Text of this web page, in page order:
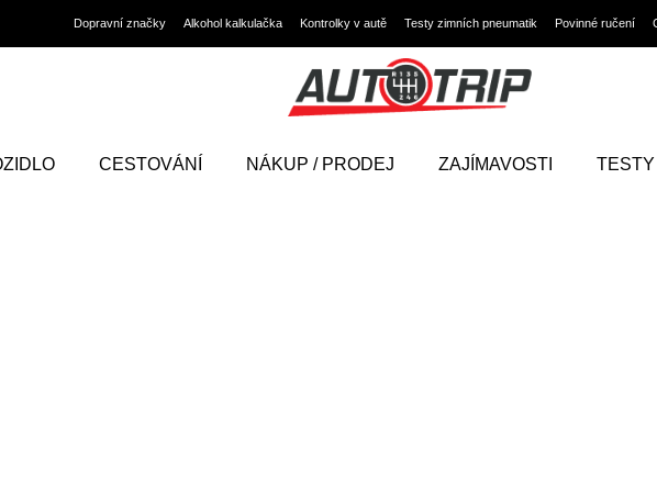
Dopravní značky Alkohol kalkulačka Kontrolky v autě Testy zimních pneumatik Povinné ručení
CESTOVÁNÍ NÁKUP / PRODEJ ZAJÍMAVOSTI TESTY